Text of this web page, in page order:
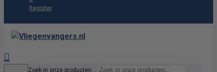
Register
Zoek in onze producten...